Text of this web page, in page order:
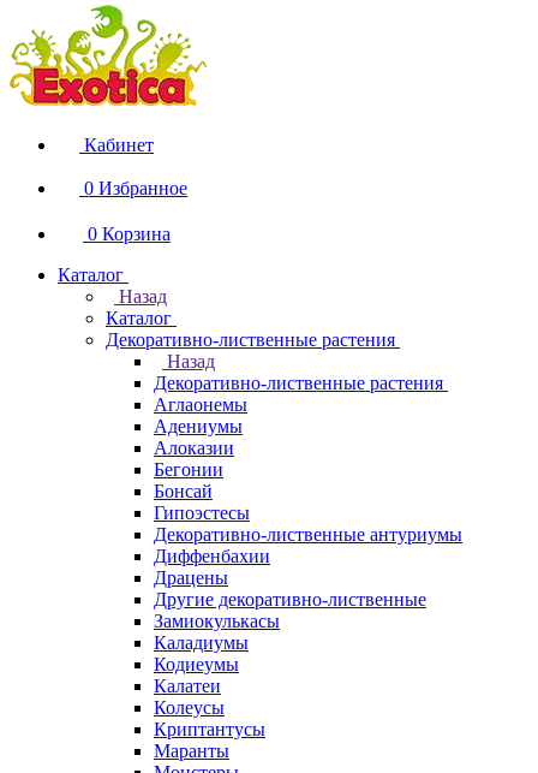
Кабинет
0 Избранное
0 Корзина
Каталог
Назад
Каталог
Декоративно-лиственные растения
Назад
Декоративно-лиственные растения
Аглаонемы
Адениумы
Алоказии
Бегонии
Бонсай
Гипоэстесы
Декоративно-лиственные антуриумы
Диффенбахии
Драцены
Другие декоративно-лиственные
Замиокулькасы
Каладиумы
Кодиеумы
Калатеи
Колеусы
Криптантусы
Маранты